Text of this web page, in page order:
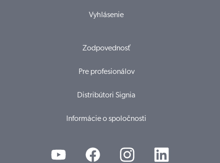
Vyhlásenie
Zodpovednosť
Pre profesionálov
Distribútori Signia
Informácie o spoločnosti